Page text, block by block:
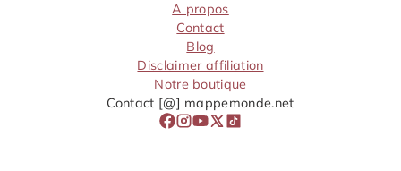
A propos
Contact
Blog
Disclaimer affiliation
Notre boutique
Contact [@] mappemonde.net